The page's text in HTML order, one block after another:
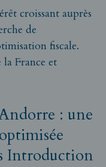
croissant auprès
de
fiscale.
la France et
: une
Introduction